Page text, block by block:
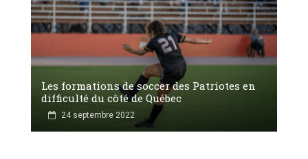
Les formations de soccer des Patriotes en
difficulté du côté de Québec
24 septembre 2022